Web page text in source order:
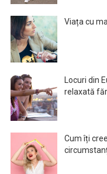
Viața cu
Locuri din
relaxată
Cum îți